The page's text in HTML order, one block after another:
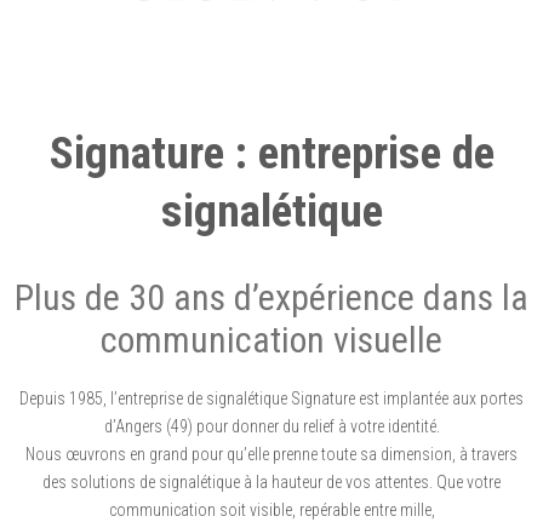
Signature : entreprise de
signalétique
Plus de 30 ans d’expérience dans la
communication visuelle
Depuis 1985, l’entreprise de signalétique Signature est implantée aux portes
d’Angers (49) pour donner du relief à votre identité.
Nous œuvrons en grand pour qu’elle prenne toute sa dimension, à travers
des solutions de signalétique à la hauteur de vos attentes. Que votre
communication soit visible, repérable entre mille,